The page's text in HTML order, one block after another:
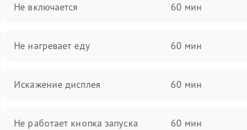
Не включается 60 мин
Не нагревает еду 60 мин
Искажение дисплея 60 мин
Не работает кнопка запуска 60 мин